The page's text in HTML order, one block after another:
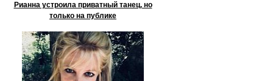
Рианна устроила приватный танец, но
только на публике